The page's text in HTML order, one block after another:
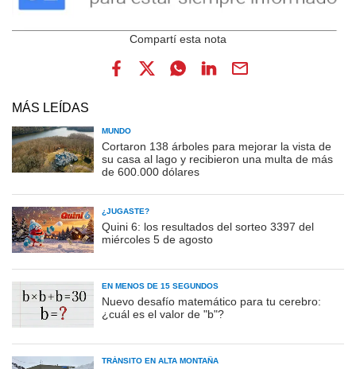
MÁS LEÍDAS
MUNDO
Cortaron 138 árboles para mejorar la vista de
su casa al lago y recibieron una multa de más
de 600.000 dólares
¿JUGASTE?
Quini 6: los resultados del sorteo 3397 del
miércoles 5 de agosto
EN MENOS DE 15 SEGUNDOS
Nuevo desafío matemático para tu cerebro:
¿cuál es el valor de "b"?
TRÁNSITO EN ALTA MONTAÑA